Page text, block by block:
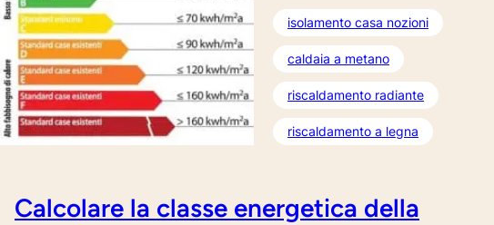
isolamento casa nozioni
caldaia a metano
riscaldamento radiante
riscaldamento a legna
Calcolare la classe energetica della